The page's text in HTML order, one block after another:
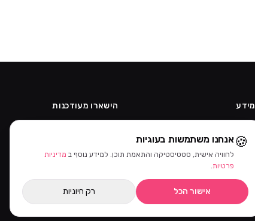
מידע
תקנון
מדיניות פרטיות
ביטול עסקה
הישארו מעודכנות
קבלו מבצעים ומוצרים חדשים קודם.
מהאדמין.
🍪אנחנו משתמשות בעוגיות
לחוויה אישית, סטטיסטיקה והתאמת תוכן. למידע נוסף ב מדיניות
פרטיות.
אישור הכל רק חיוניות